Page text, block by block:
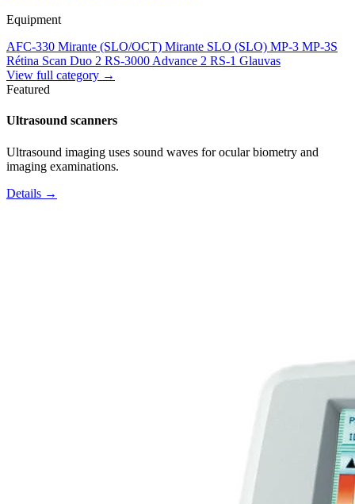
Equipment
AFC-330 Mirante (SLO/OCT) Mirante SLO (SLO) MP-3 MP-3S
Rétina Scan Duo 2 RS-3000 Advance 2 RS-1 Glauvas
View full category →
Featured
Ultrasound scanners
Ultrasound imaging uses sound waves for ocular biometry and
imaging examinations.
Details →